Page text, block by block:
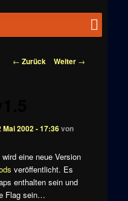
Beitragsnavigation
← Zurück Weiter →
Mai 2002 - 17:36von
eine neue Version
veröffentlicht. Es
enthalten sein und
Flag sein…